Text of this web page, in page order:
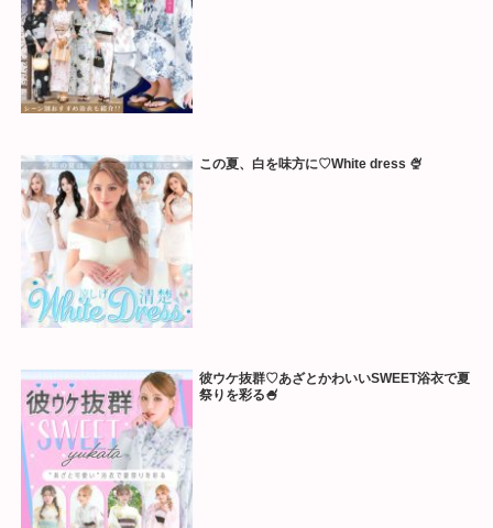
この夏、白を味方に♡White dress 🍨
彼ウケ抜群♡あざとかわいいSWEET浴衣で夏
祭りを彩る🍧